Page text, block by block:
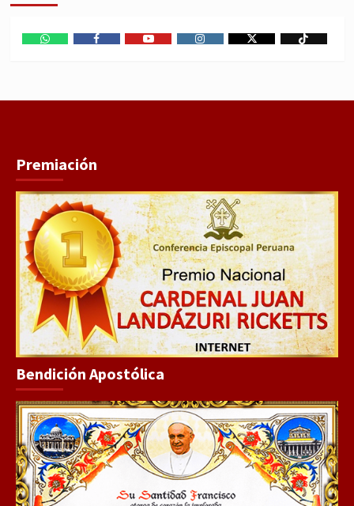
Premiación
Bendición Apostólica